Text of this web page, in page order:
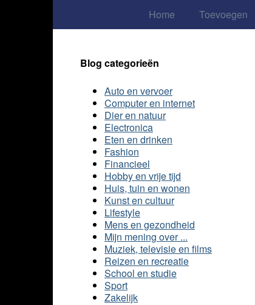
Home Toevoegen
Blog categorieën
Auto en vervoer
Computer en internet
Dier en natuur
Electronica
Eten en drinken
Fashion
Financieel
Hobby en vrije tijd
Huis, tuin en wonen
Kunst en cultuur
Lifestyle
Mens en gezondheid
Mijn mening over ...
Muziek, televisie en films
Reizen en recreatie
School en studie
Sport
Zakelijk